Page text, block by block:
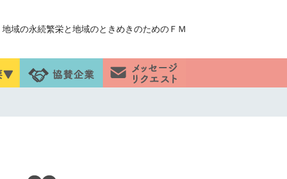
地域の永続繁栄と地域のときめきのためのＦＭ